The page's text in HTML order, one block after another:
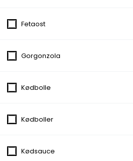
Tomatsauce, Ost, Bacon, Kebab,
Cocktailpølser, Pepperoni
Tomatsauce, Ost, Ananas, Champignon,
Løg, Oliven
Tomatsauce, Ost, Pepperoni
Fetaost
Gorgonzola
Kødbolle
Kødboller
Kødsauce